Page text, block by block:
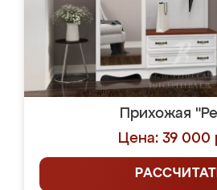
Прихожая
Цена: 39 000